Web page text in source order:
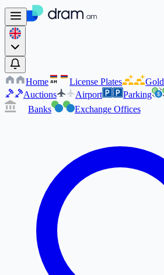
Home AM License Plates Gold
Auctions
Airport Parking
Banks
Exchange Offices